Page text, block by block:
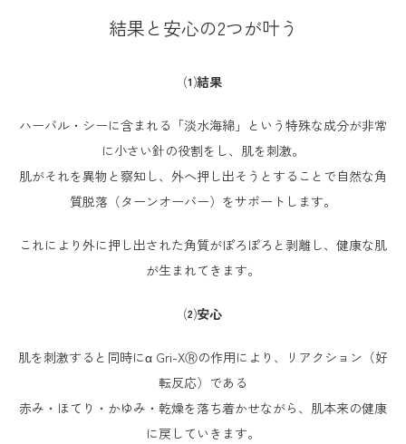
結果と安心の2つが叶う
⑴結果
ハーバル・シーに含まれる「淡水海綿」という特殊な成分が非常
に小さい針の役割をし、肌を刺激。
肌がそれを異物と察知し、外へ押し出そうとすることで自然な角
質脱落（ターンオーバー）をサポートします。
これにより外に押し出された角質がぽろぽろと剥離し、健康な肌
が生まれてきます。
⑵安心
肌を刺激すると同時にα Gri-XⓇの作用により、リアクション（好
転反応）である
赤み・ほてり・かゆみ・乾燥を落ち着かせながら、肌本来の健康
に戻していきます。